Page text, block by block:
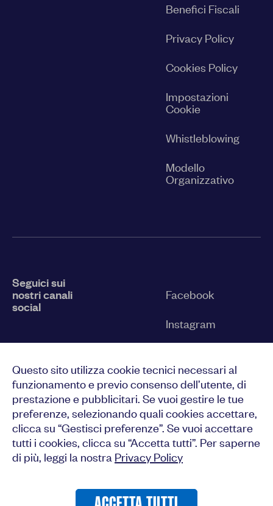
Questo sito utilizza cookie tecnici necessari al
funzionamento e previo consenso dell’utente, di
prestazione e pubblicitari. Se vuoi gestire le tue
preferenze, selezionando quali cookies accettare,
clicca su “Gestisci preferenze”. Se vuoi accettare
tutti i cookies, clicca su “Accetta tutti”. Per saperne
di più, leggi la nostra Privacy Policy
CONSENTI TUTTI
Benefici Fiscali
Privacy Policy
Cookies Policy
Impostazioni
Cookie
Whistleblowing
Modello
Organizzativo
Seguici sui
nostri canali
social
Facebook
Instagram
YouTube
LinkedIn